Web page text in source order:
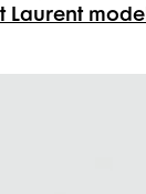
Laurent model